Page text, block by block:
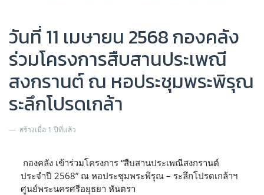
วันที่ 11 เมษายน 2568 กองคลัง
ร่วมโครงการสืบสานประเพณี
สงกรานต์ ณ หอประชุมพระพิรุณ
ระลึกโปรดเกล้า
สร้างเมื่อ 1 ปีที่แล้ว
กองคลัง เข้าร่วมโครงการ “สืบสานประเพณีสงกรานต์
ประจำปี 2568” ณ หอประชุมพระพิรุณ – ระลึกโปรดเกล้าฯ
ศูนย์พระนครศรีอยุธยา หันตรา